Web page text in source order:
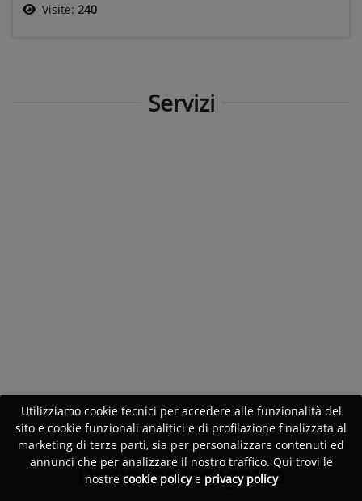
Visite: 240
Servizi
Discipline insegnate
Utilizziamo cookie tecnici per accedere alle funzionalità del
sito e cookie funzionali analitici e di profilazione finalizzata al
marketing di terze parti, sia per personalizzare contenuti ed
annunci che per analizzare il nostro traffico. Qui trovi le
nostre cookie policye privacy policy